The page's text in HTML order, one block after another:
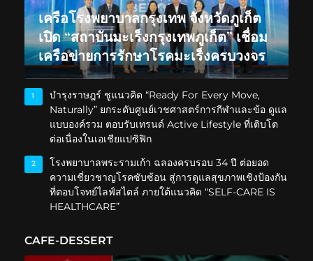
เครือโรงพยาบาลกรุงเทพ จังหวัดภูเก็ต
เปิด “สถาบันมะเร็งกรุงเทพภูเก็ต” เชื่อม
เครือข่ายการรักษาโรคมะเร็งครบวงจร
1
บำรุงราษฎร์ ชูแนวคิด “Ready For Every Move,
Naturally” ยกระดับศูนย์เวชศาสตร์การกีฬาและข้อ ดูแล
แบบองค์รวม ตอบรับเทรนด์ Active Lifestyle ที่เติบโต
ต่อเนื่องในเอเชียแปซิฟิก
2
โรงพยาบาลพระรามเก้า ฉลองครบรอบ 34 ปี ต่อยอด
ความเชี่ยวชาญโรคซับซ้อน สู่การดูแลสุขภาพเชิงป้องกัน
ที่ตอบโจทย์ไลฟ์สไตล์ ภายใต้แนวคิด “SELF-CARE IS
HEALTHCARE”
CAFE-DESSERT